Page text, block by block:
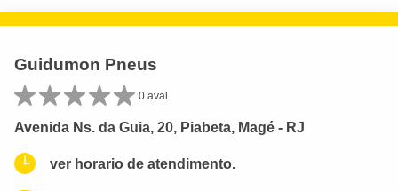
Guidumon Pneus
0 aval.
Avenida Ns. da Guia, 20, Piabeta, Magé - RJ
ver horario de atendimento.